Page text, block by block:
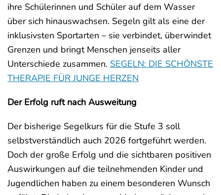
ihre Schülerinnen und Schüler auf dem Wasser
über sich hinauswachsen. Segeln gilt als eine der
inklusivsten Sportarten – sie verbindet, überwindet
Grenzen und bringt Menschen jenseits aller
Unterschiede zusammen. SEGELN: DIE SCHÖNSTE
THERAPIE FÜR JUNGE HERZEN
Der Erfolg ruft nach Ausweitung
Der bisherige Segelkurs für die Stufe 3 soll
selbstverständlich auch 2026 fortgeführt werden.
Doch der große Erfolg und die sichtbaren positiven
Auswirkungen auf die teilnehmenden Kinder und
Jugendlichen haben zu einem besonderen Wunsch